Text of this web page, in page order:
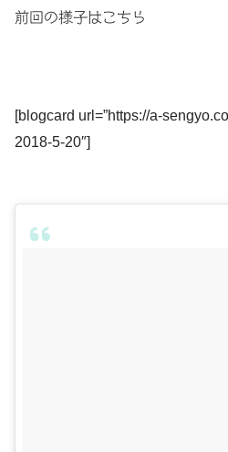
前回の様子はこちら
[blogcard url=”https://a-
2018-5-20″]